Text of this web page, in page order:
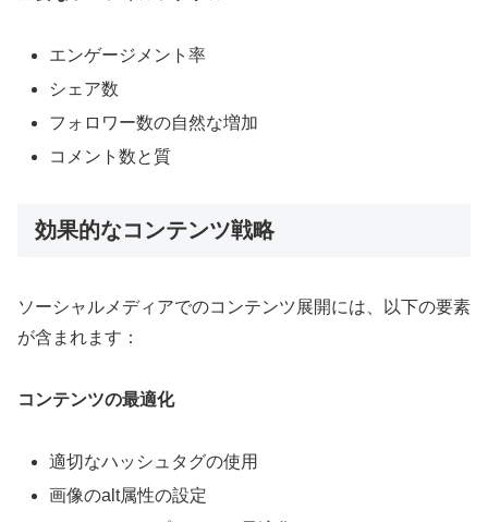
エンゲージメント率
シェア数
フォロワー数の自然な増加
コメント数と質
効果的なコンテンツ戦略
ソーシャルメディアでのコンテンツ展開には、以下の要素
が含まれます：
コンテンツの最適化
適切なハッシュタグの使用
画像のalt属性の設定